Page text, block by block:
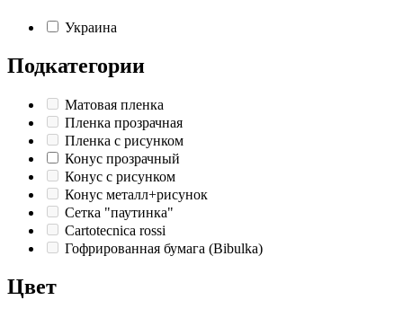
Украина
Подкатегории
Матовая пленка
Пленка прозрачная
Пленка с рисунком
Конус прозрачный
Конус с рисунком
Конус металл+рисунок
Сетка "паутинка"
Cartotecnica rossi
Гофрированная бумага (Bibulka)
Цвет